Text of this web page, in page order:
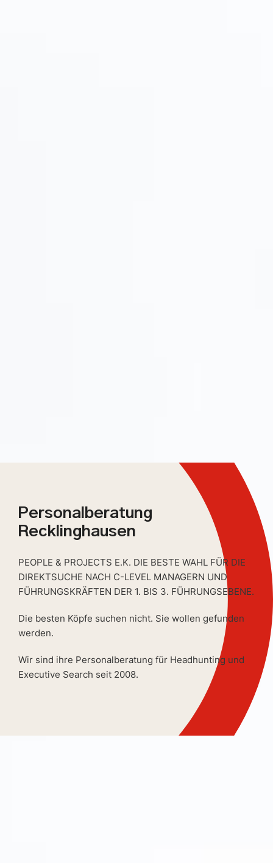
Personalberatung
Recklinghausen
PEOPLE & PROJECTS E.K. DIE BESTE WAHL FÜR DIE
DIREKTSUCHE NACH C-LEVEL MANAGERN UND
FÜHRUNGSKRÄFTEN DER 1. BIS 3. FÜHRUNGSEBENE.
Die besten Köpfe suchen nicht. Sie wollen gefunden
werden.
Wir sind ihre Personalberatung für Headhunting und
Executive Search seit 2008.